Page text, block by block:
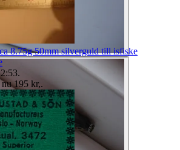
8.75g 50mm silverguld till isfiske
.
195 kr,.